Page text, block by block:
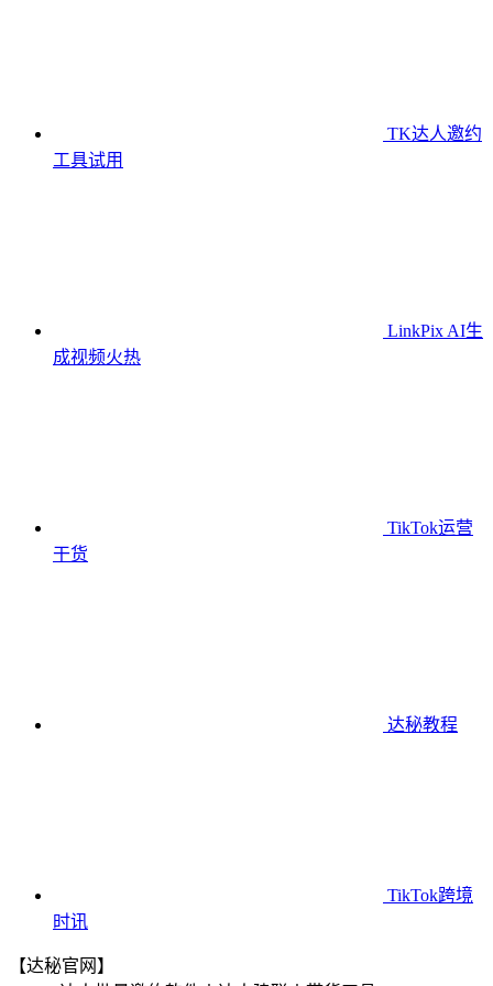
TK达人邀约
工具试用
LinkPix AI生
成视频火热
TikTok运营
干货
达秘教程
TikTok跨境
时讯
【达秘官网】